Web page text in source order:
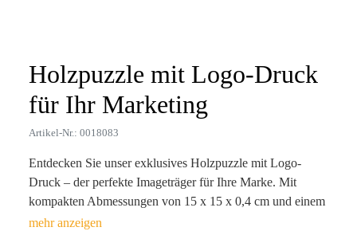
Zoom
Holzpuzzle mit Logo-Druck
für Ihr Marketing
Artikel-Nr.: 0018083
Entdecken Sie unser exklusives Holzpuzzle mit Logo-
Druck – der perfekte Imageträger für Ihre Marke. Mit
kompakten Abmessungen von 15 x 15 x 0,4 cm und einem
Gewicht von nur 25 g passt es ideal in jede